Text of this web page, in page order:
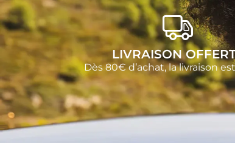
LIVRAISON
Dès 80€ d’achat, la livraison